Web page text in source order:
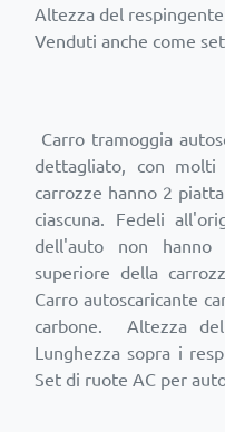
Altezza del respingente
Venduti anche come
Carro tramoggia
dettagliato, con molti
carrozze hanno 2
ciascuna. Fedeli
dell'auto non
superiore della
Carro autoscaricante
carbone. Altezza del
Lunghezza sopra i
Set di ruote AC per